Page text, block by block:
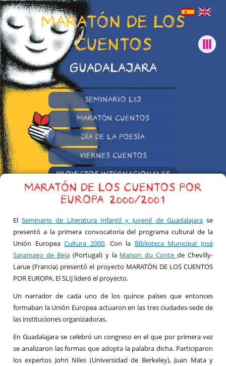
MARATÓN DE LOS
CUENTOS
GUADALAJARA
SEMINARIO LIJ
MARATÓN CUENTOS
DÍA DE LA POESÍA
VIERNES CUENTOS
PROYECTOS INTERNACIONALES
OTRAS INICIATIVAS
MARATÓN DE LOS CUENTOS POR
EUROPA. 2000/2001
ElSeminario de Literatura Infantil y Juvenil de Guadalajarase
presentó a la primera convocatoria del programa cultural de la
Unión EuropeaCultura 2000. Con la Biblioteca Municipal José
Saramago de Beja(Portugal) y la Maison du Contede Chevilly-
Larue (Francia) presentó el proyecto MARATÓN DE LOS CUENTOS
POR EUROPA. El SLIJ lideró el proyecto.
Un narrador de cada uno de los quince países que entonces
formaban la Unión Europea actuaron en las tres ciudades-sede de
las instituciones organizadoras.
En Guadalajara se celebró un congreso en el que por primera vez
se analizaron las formas que adopta la palabra dicha. Participaron
los expertos John Niles (Universidad de Berkeley), Juan Mata y